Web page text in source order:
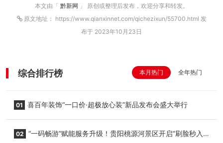
本文由「 黔新网 」 原创或整理后发布，欢迎分享和转发。
原文地址： https://www.qianxinnet.com/qichezixun/55700.html 发
布于 2023年10月23日
综合排行榜 本月热门 全年热门
01 喜百年装饰“一口价·超极放心装”新品发布会盛大举行
02 “一码畅游”赋能服务升级！贵阳桃源河景区开启“刷脸秒入